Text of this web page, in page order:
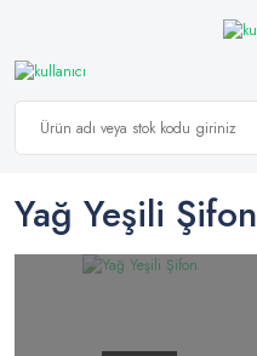
Yağ Yeşili Şifon